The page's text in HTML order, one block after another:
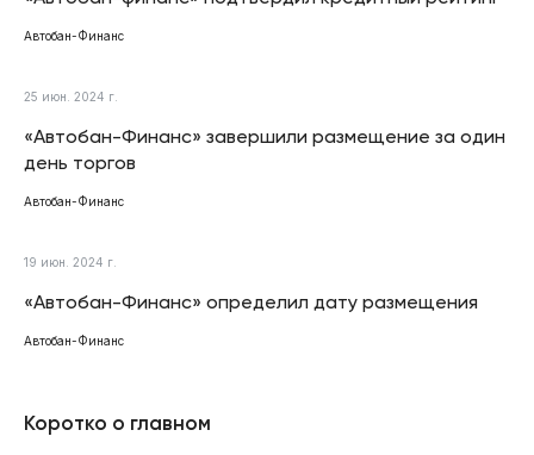
Автобан-Финанс
25 июн. 2024 г.
«Автобан-Финанс» завершили размещение за один
день торгов
Автобан-Финанс
19 июн. 2024 г.
«Автобан-Финанс» определил дату размещения
Автобан-Финанс
Коротко о главном